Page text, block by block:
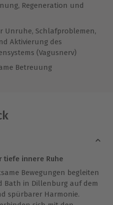
Regeneration und
Unruhe, Schlafproblemen,
Aktivierung des
(Vagusnerv)
Betreuung
tiefe innere Ruhe
Bewegungen begleiten
Bath in Dillenburg auf dem
spürbarer Harmonie.